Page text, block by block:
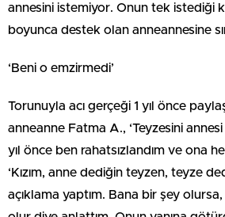
annesini istemiyor. Onun tek istediği
boyunca destek olan anneannesine
‘Beni o emzirmedi’
Torunuyla acı gerçeği 1 yıl önce
anneanne Fatma A., ‘Teyzesini
yıl önce ben rahatsızlandım ve ona
‘Kızım, anne dediğin teyzen, teyze
açıklama yaptım. Bana bir şey olursa,